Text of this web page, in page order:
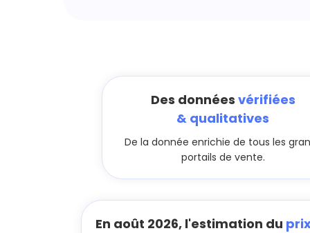
Des données vérifiées
& qualitatives
De la donnée enrichie de tous les
portails de vente.
En août 2026, l'estimation du